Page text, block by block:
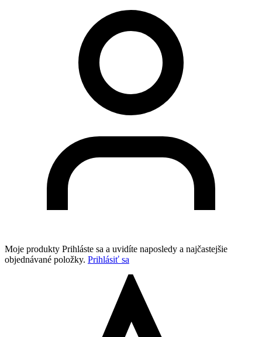
Moje produkty Prihláste sa a uvidíte naposledy a najčastejšie
objednávané položky. Prihlásiť sa